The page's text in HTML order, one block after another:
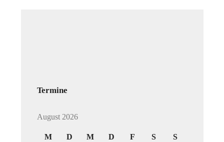
Termine
August 2026
M D M D F S S